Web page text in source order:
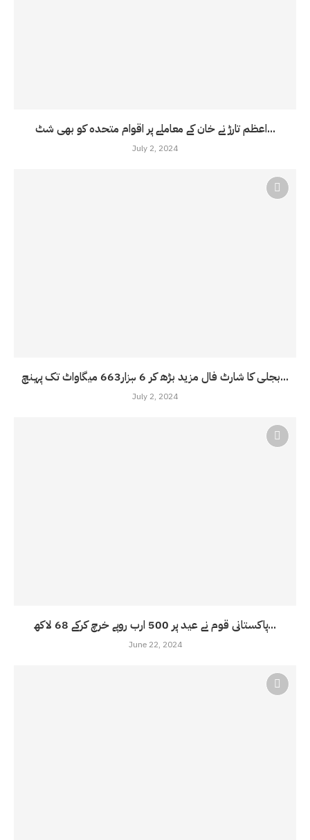
اعظم تارڑ نے خان کے معاملے پر اقوام متحدہ کو بھی شٹ...
July 2, 2024
بجلی کا شارٹ فال مزید بڑھ کر 6 ہزار663 میگاواٹ تک پہنچ...
July 2, 2024
پاکستانی قوم نے عید پر 500 ارب روپے خرچ کرکے 68 لاکھ...
June 22, 2024